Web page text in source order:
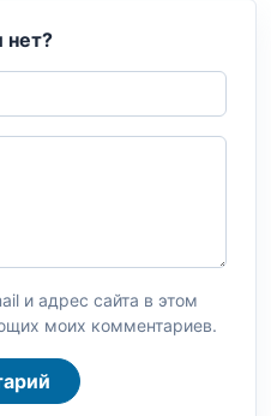
нет?
и адрес сайта в этом
моих комментариев.